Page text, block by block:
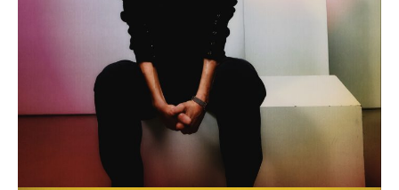
Clédia Fourniau, lauréate du Prix Reiffers
Initiatives 2024
DÉCOUVRIR